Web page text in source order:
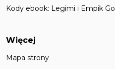
Kody ebook: Legimi i Empik Go
Więcej
Mapa strony